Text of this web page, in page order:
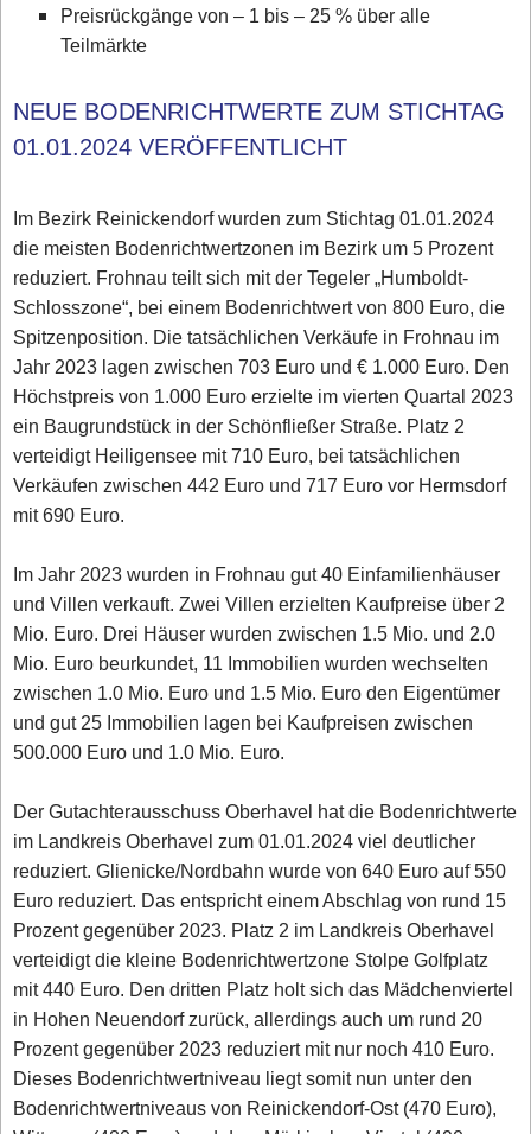
Preisrückgänge von – 1 bis – 25 % über alle
Teilmärkte
NEUE BODENRICHTWERTE ZUM STICHTAG
01.01.2024 VERÖFFENTLICHT
Im Bezirk Reinickendorf wurden zum Stichtag 01.01.2024
die meisten Bodenrichtwertzonen im Bezirk um 5 Prozent
reduziert. Frohnau teilt sich mit der Tegeler „Humboldt-
Schlosszone“, bei einem Bodenrichtwert von 800 Euro, die
Spitzenposition. Die tatsächlichen Verkäufe in Frohnau im
Jahr 2023 lagen zwischen 703 Euro und € 1.000 Euro. Den
Höchstpreis von 1.000 Euro erzielte im vierten Quartal 2023
ein Baugrundstück in der Schönfließer Straße. Platz 2
verteidigt Heiligensee mit 710 Euro, bei tatsächlichen
Verkäufen zwischen 442 Euro und 717 Euro vor Hermsdorf
mit 690 Euro.
Im Jahr 2023 wurden in Frohnau gut 40 Einfamilienhäuser
und Villen verkauft. Zwei Villen erzielten Kaufpreise über 2
Mio. Euro. Drei Häuser wurden zwischen 1.5 Mio. und 2.0
Mio. Euro beurkundet, 11 Immobilien wurden wechselten
zwischen 1.0 Mio. Euro und 1.5 Mio. Euro den Eigentümer
und gut 25 Immobilien lagen bei Kaufpreisen zwischen
500.000 Euro und 1.0 Mio. Euro.
Der Gutachterausschuss Oberhavel hat die Bodenrichtwerte
im Landkreis Oberhavel zum 01.01.2024 viel deutlicher
reduziert. Glienicke/Nordbahn wurde von 640 Euro auf 550
Euro reduziert. Das entspricht einem Abschlag von rund 15
Prozent gegenüber 2023. Platz 2 im Landkreis Oberhavel
verteidigt die kleine Bodenrichtwertzone Stolpe Golfplatz
mit 440 Euro. Den dritten Platz holt sich das Mädchenviertel
in Hohen Neuendorf zurück, allerdings auch um rund 20
Prozent gegenüber 2023 reduziert mit nur noch 410 Euro.
Dieses Bodenrichtwertniveau liegt somit nun unter den
Bodenrichtwertniveaus von Reinickendorf-Ost (470 Euro),